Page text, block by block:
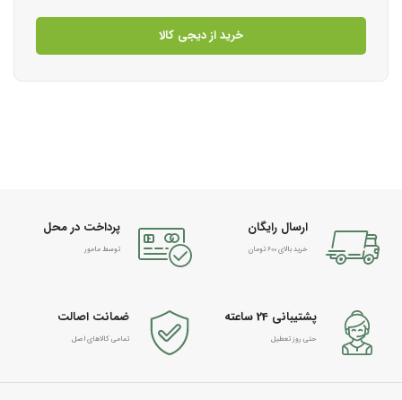
خرید از دیجی کالا
ارسال رایگان
خرید بالای 600 تومان
پرداخت در محل
توسط مامور
پشتیبانی 24 ساعته
حتی روز تعطیل
ضمانت اصالت
تمامی کالاهای اصل